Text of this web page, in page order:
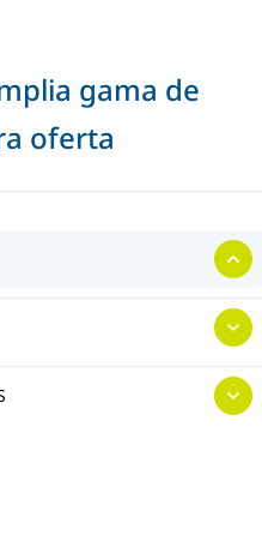
gama de
oferta